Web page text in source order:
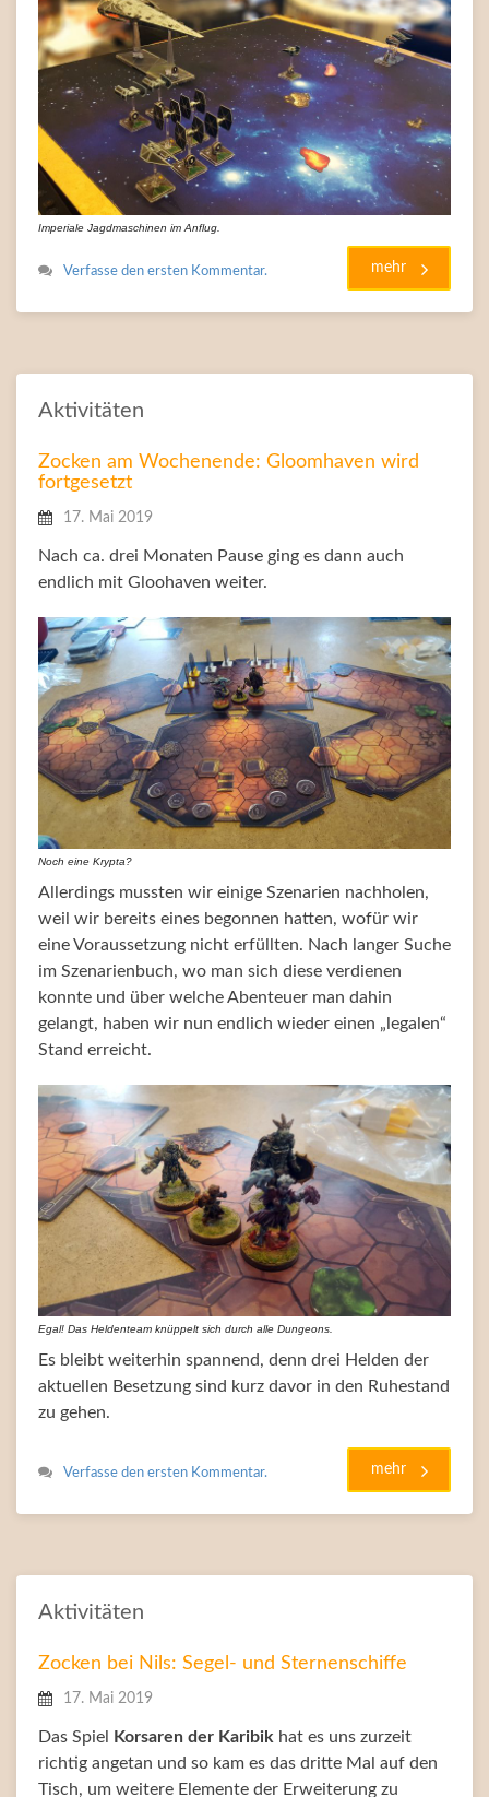
Imperiale Jagdmaschinen im Anflug.
Verfasse den ersten Kommentar. mehr
Aktivitäten
Zocken am Wochenende: Gloomhaven wird
fortgesetzt
17. Mai 2019
Nach ca. drei Monaten Pause ging es dann auch
endlich mit Gloohaven weiter.
Noch eine Krypta?
Allerdings mussten wir einige Szenarien nachholen,
weil wir bereits eines begonnen hatten, wofür wir
eine Voraussetzung nicht erfüllten. Nach langer Suche
im Szenarienbuch, wo man sich diese verdienen
konnte und über welche Abenteuer man dahin
gelangt, haben wir nun endlich wieder einen „legalen“
Stand erreicht.
Egal! Das Heldenteam knüppelt sich durch alle Dungeons.
Es bleibt weiterhin spannend, denn drei Helden der
aktuellen Besetzung sind kurz davor in den Ruhestand
zu gehen.
Verfasse den ersten Kommentar. mehr
Aktivitäten
Zocken bei Nils: Segel- und Sternenschiffe
17. Mai 2019
Das Spiel Korsaren der Karibik hat es uns zurzeit
richtig angetan und so kam es das dritte Mal auf den
Tisch, um weitere Elemente der Erweiterung zu